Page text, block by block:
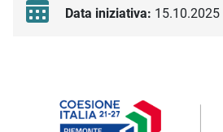
Data iniziativa: 15.10.2025